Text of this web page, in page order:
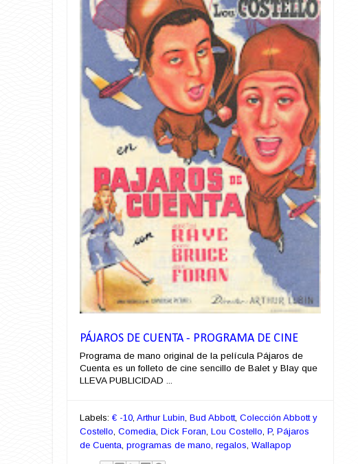
PÁJAROS DE CUENTA - PROGRAMA DE CINE
Programa de mano original de la película Pájaros de
Cuenta es un folleto de cine sencillo de Balet y Blay que
LLEVA PUBLICIDAD ...
Labels: € -10, Arthur Lubin, Bud Abbott, Colección Abbott y
Costello, Comedia, Dick Foran, Lou Costello, P, Pájaros
de Cuenta, programas de mano, regalos, Wallapop